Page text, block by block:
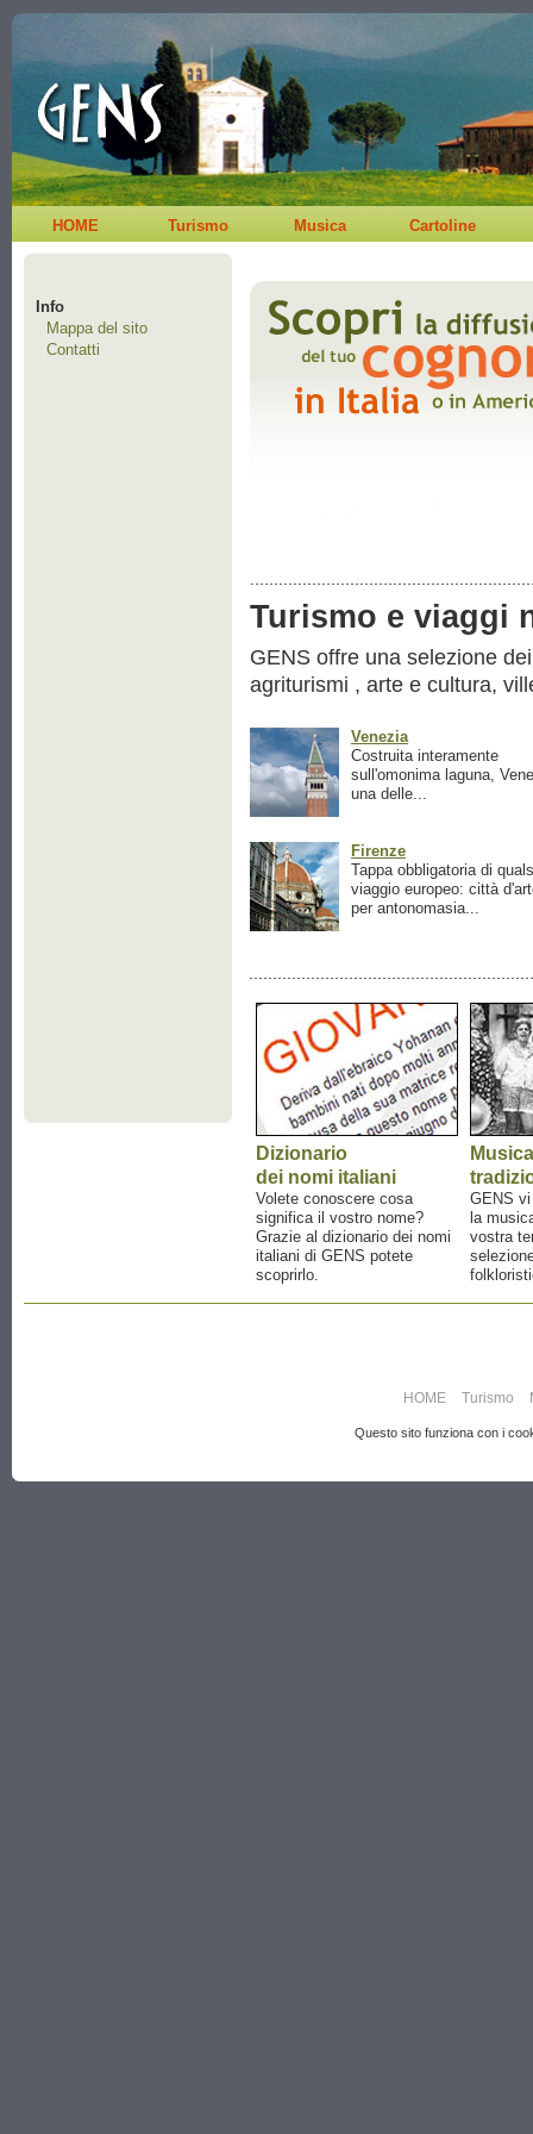
HOME Turismo Musica Cartoline
Info
Mappa del sito
Contatti
Turismo e viaggi
GENS offre una selezione
agriturismi , arte e cultura,
Venezia
Costruita interamente
sull'omonima laguna,
una delle...
Firenze
Tappa obbligatoria di
viaggio europeo: città
per antonomasia...
Dizionario
dei nomi italiani
Volete conoscere cosa
significa il vostro nome?
Grazie al dizionario dei nomi
italiani di GENS potete
scoprirlo.
Musica
GENS
la
vostra
HOME Turismo
Questo sito funziona con i